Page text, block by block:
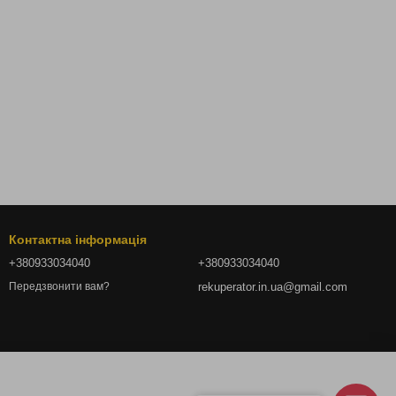
Контактна інформація
+380933034040
Передзвонити вам?
+380933034040
rekuperator.in.ua@gmail.com